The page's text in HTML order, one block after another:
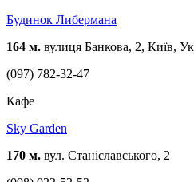
Будинок Либермана
164 м. вулиця Банкова, 2, Київ,
(097) 782-32-47
Кафе
Sky Garden
170 м. вул. Станіславського, 2